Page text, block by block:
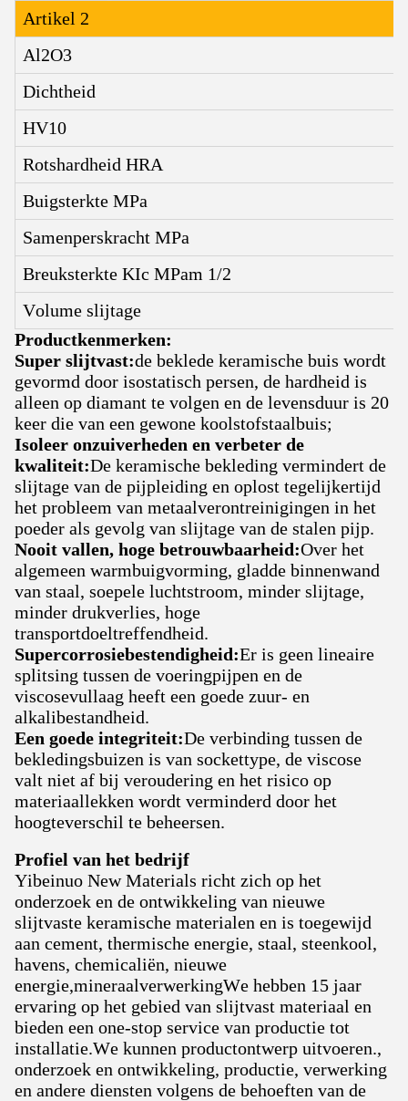
Artikel 2
Al2O3
Dichtheid
HV10
Rotshardheid HRA
Buigsterkte MPa
Samenperskracht MPa
Breuksterkte KIc MPam 1/2
Volume slijtage
Productkenmerken:
Super slijtvast:de beklede keramische buis wordt
gevormd door isostatisch persen, de hardheid is
alleen op diamant te volgen en de levensduur is 20
keer die van een gewone koolstofstaalbuis;
Isoleer onzuiverheden en verbeter de
kwaliteit:De keramische bekleding vermindert de
slijtage van de pijpleiding en oplost tegelijkertijd
het probleem van metaalverontreinigingen in het
poeder als gevolg van slijtage van de stalen pijp.
Nooit vallen, hoge betrouwbaarheid:Over het
algemeen warmbuigvorming, gladde binnenwand
van staal, soepele luchtstroom, minder slijtage,
minder drukverlies, hoge
transportdoeltreffendheid.
Supercorrosiebestendigheid:Er is geen lineaire
splitsing tussen de voeringpijpen en de
viscosevullaag heeft een goede zuur- en
alkalibestandheid.
Een goede integriteit:De verbinding tussen de
bekledingsbuizen is van sockettype, de viscose
valt niet af bij veroudering en het risico op
materiaallekken wordt verminderd door het
hoogteverschil te beheersen.
Profiel van het bedrijf
Yibeinuo New Materials richt zich op het
onderzoek en de ontwikkeling van nieuwe
slijtvaste keramische materialen en is toegewijd
aan cement, thermische energie, staal, steenkool,
havens, chemicaliën, nieuwe
energie,mineraalverwerkingWe hebben 15 jaar
ervaring op het gebied van slijtvast materiaal en
bieden een one-stop service van productie tot
installatie.We kunnen productontwerp uitvoeren.,
onderzoek en ontwikkeling, productie, verwerking
en andere diensten volgens de behoeften van de